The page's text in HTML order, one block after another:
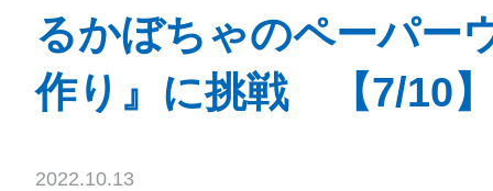
るかぼちゃのペーパー
作り』に挑戦 【7/10
2022.10.13